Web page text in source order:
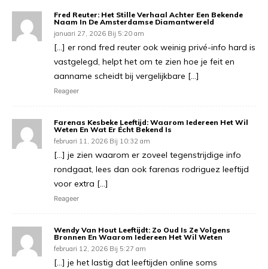
Fred Reuter: Het Stille Verhaal Achter Een Bekende
Naam In De Amsterdamse Diamantwereld
januari 27, 2026 Bij 5:20 am
[…] er rond fred reuter ook weinig privé-info hard is
vastgelegd, helpt het om te zien hoe je feit en
aanname scheidt bij vergelijkbare […]
Reageer
Farenas Kesbeke Leeftijd: Waarom Iedereen Het Wil
Weten En Wat Er Écht Bekend Is
februari 11, 2026 Bij 10:32 am
[…] je zien waarom er zoveel tegenstrijdige info
rondgaat, lees dan ook farenas rodriguez leeftijd
voor extra […]
Reageer
Wendy Van Hout Leeftijdt: Zo Oud Is Ze Volgens
Bronnen En Waarom Iedereen Het Wil Weten
februari 12, 2026 Bij 5:27 am
[…] je het lastig dat leeftijden online soms